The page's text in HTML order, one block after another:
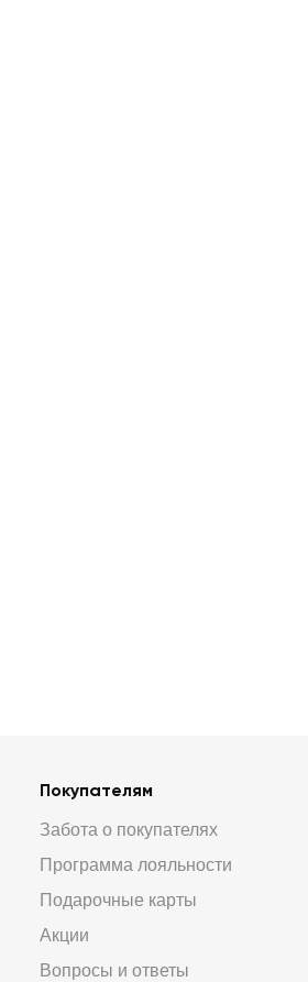
Покупателям
Забота о покупателях
Программа лояльности
Подарочные карты
Акции
Вопросы и ответы